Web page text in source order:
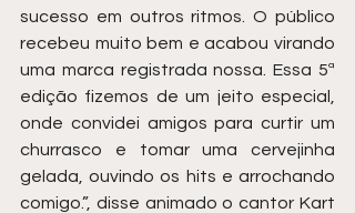
sucesso em outros ritmos. O público
recebeu muito bem e acabou virando
uma marca registrada nossa. Essa 5ª
edição fizemos de um jeito especial,
onde convidei amigos para curtir um
churrasco e tomar uma cervejinha
gelada, ouvindo os hits e arrochando
comigo.”, disse animado o cantor Kart